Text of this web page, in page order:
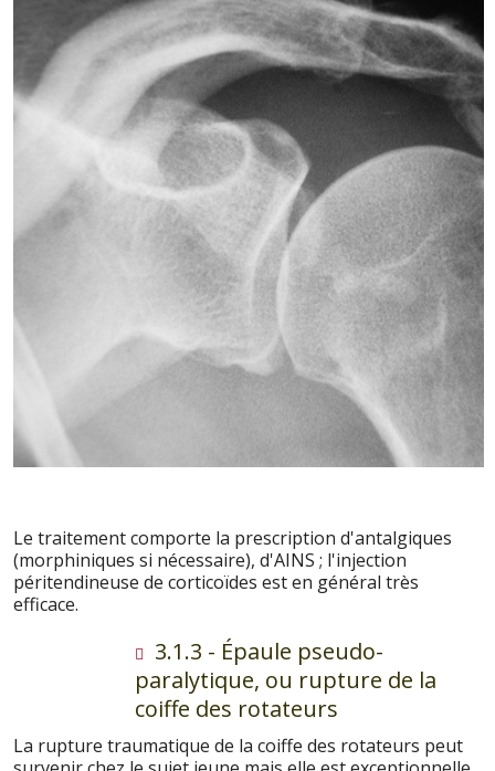
Le traitement comporte la prescription d'antalgiques
(morphiniques si nécessaire), d'AINS ; l'injection
péritendineuse de corticoïdes est en général très
efficace.
3.1.3 - Épaule pseudo-
paralytique, ou rupture de la
coiffe des rotateurs
La rupture traumatique de la coiffe des rotateurs peut